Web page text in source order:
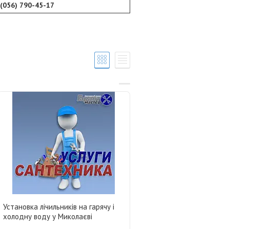
(056) 790-45-17
Установка лічильників на гарячу і
холодну воду у Миколаєві